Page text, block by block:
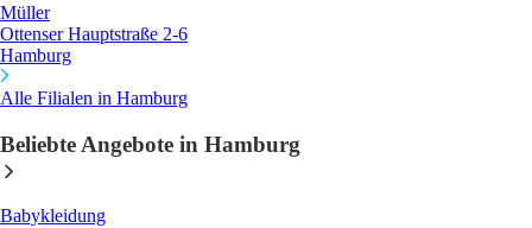
Müller
Ottenser Hauptstraße 2-6
Hamburg
Alle Filialen in Hamburg
Beliebte Angebote in Hamburg
Babykleidung